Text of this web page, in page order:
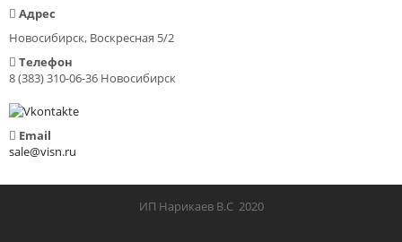
Адрес
Новосибирск, Воскресная 5/2
Телефон
8 (383) 310-06-36 Новосибирск
Email
sale@visn.ru
ИП Нарикаев В.С 2020